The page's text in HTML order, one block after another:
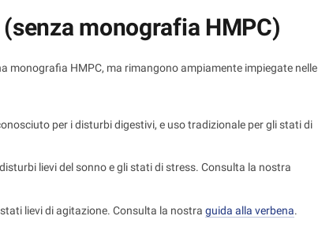
monografia HMPC)
HMPC, ma rimangono ampiamente impiegate nelle
per i disturbi digestivi, e uso tradizionale per gli stati di
lievi del sonno e gli stati di stress. Consulta la nostra
lievi di agitazione. Consulta la nostra guida alla verbena.